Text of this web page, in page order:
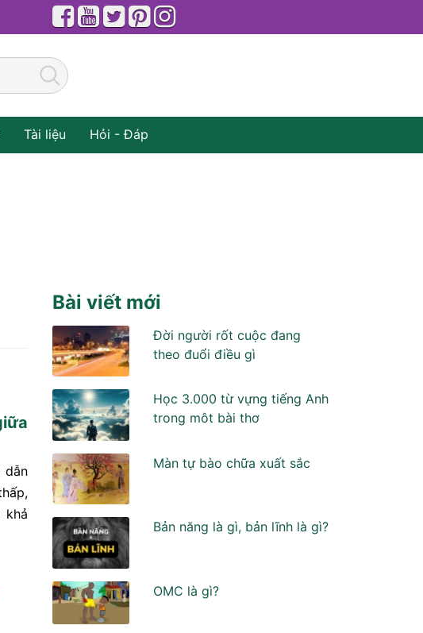
Tài liệu Hỏi - Đáp
dẫn
khả
Bài viết mới
Đời người rốt cuộc đang
theo đuổi điều gì
Học 3.000 từ vựng tiếng Anh
trong môt bài thơ
Màn tự bào chữa xuất sắc
Bản năng là gì, bản lĩnh là gì?
OMC là gì?